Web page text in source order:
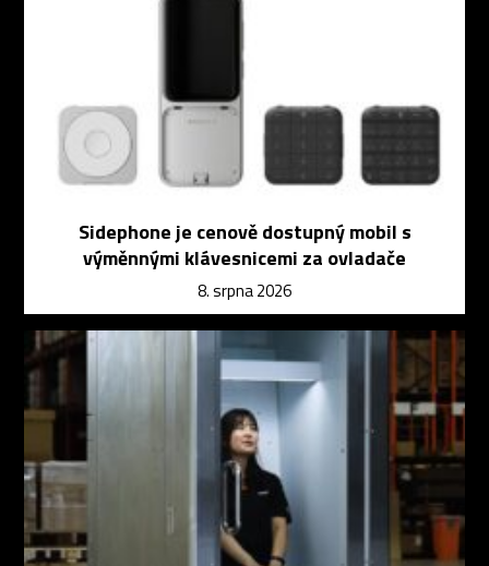
Sidephone je cenově dostupný mobil s
výměnnými klávesnicemi za ovladače
8. srpna 2026